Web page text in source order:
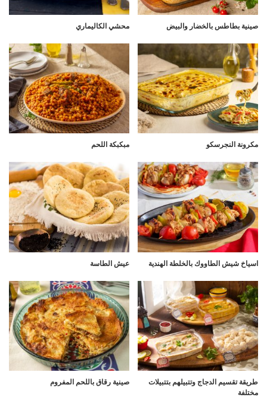
صينية بطاطس بالخضار والبيض محشي الكاليماري
مكرونة النجرسكو مبكبكة اللحم
اسياخ شيش الطاووك بالخلطة الهندية عيش الطاسة
طريقة تقسيم الدجاج وتتبيلهم بتتبيلات
مختلفة
صينية رقاق باللحم المفروم